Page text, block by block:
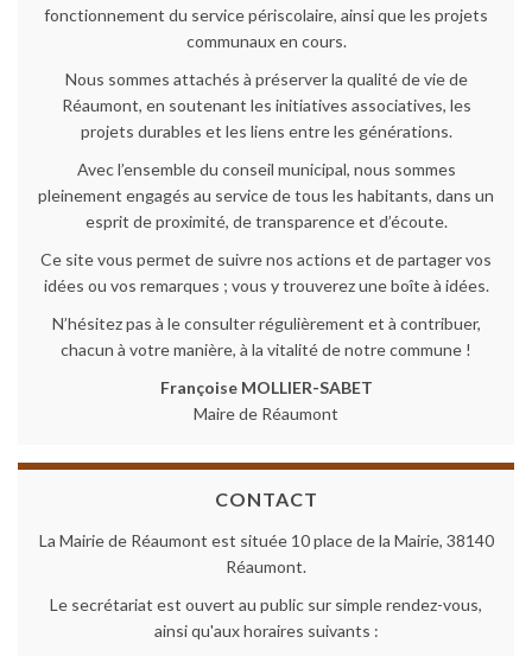
fonctionnement du service périscolaire, ainsi que les projets
communaux en cours.
Nous sommes attachés à préserver la qualité de vie de
Réaumont, en soutenant les initiatives associatives, les
projets durables et les liens entre les générations.
Avec l’ensemble du conseil municipal, nous sommes
pleinement engagés au service de tous les habitants, dans un
esprit de proximité, de transparence et d’écoute.
Ce site vous permet de suivre nos actions et de partager vos
idées ou vos remarques ; vous y trouverez une boîte à idées.
N’hésitez pas à le consulter régulièrement et à contribuer,
chacun à votre manière, à la vitalité de notre commune !
Françoise MOLLIER-SABET
Maire de Réaumont
CONTACT
La Mairie de Réaumont est située 10 place de la Mairie, 38140
Réaumont.
Le secrétariat est ouvert au public sur simple rendez-vous,
ainsi qu'aux horaires suivants :